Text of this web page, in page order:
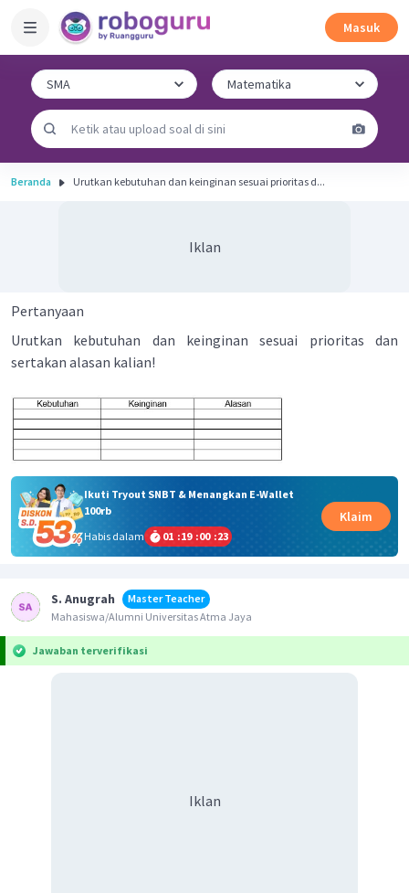
Masuk
Beranda Urutkan kebutuhan dan keinginan sesuai prioritas d...
Iklan
Pertanyaan
Urutkan kebutuhan dan keinginan sesuai prioritas dan
sertakan alasan kalian!
Ikuti Tryout SNBT & Menangkan E-Wallet
100rb
Habis dalam
01 :19 :00 :23
Klaim
S. Anugrah
Master Teacher
Mahasiswa/Alumni Universitas Atma Jaya
Jawaban terverifikasi
Iklan